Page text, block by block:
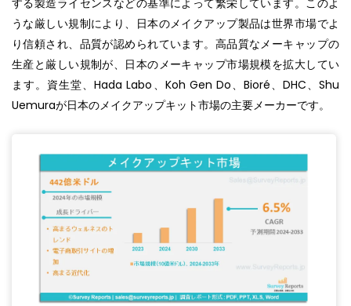
する製造ライセンスなどの基準によって繁栄しています。このよ
うな厳しい規制により、日本のメイクアップ製品は世界市場でよ
り信頼され、品質が認められています。高品質なメーキャップの
生産と厳しい規制が、日本のメーキャップ市場規模を拡大してい
ます。資生堂、Hada Labo、Koh Gen Do、Bioré、DHC、Shu
Uemuraが日本のメイクアップキット市場の主要メーカーです。